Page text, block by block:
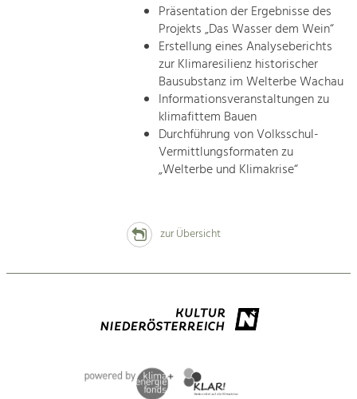
Präsentation der Ergebnisse des
Projekts „Das Wasser dem Wein“
Erstellung eines Analyseberichts
zur Klimaresilienz historischer
Bausubstanz im Welterbe Wachau
Informationsveranstaltungen zu
klimafittem Bauen
Durchführung von Volksschul-
Vermittlungsformaten zu
„Welterbe und Klimakrise“
zur Übersicht